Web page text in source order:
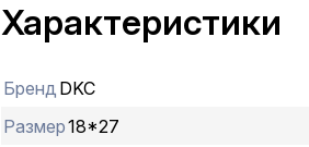
Характеристики
Бренд DKC
Размер18*27